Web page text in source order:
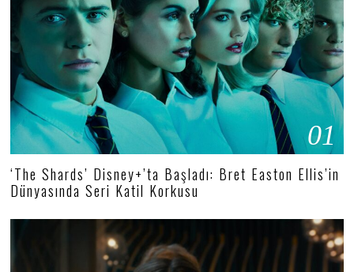
01
‘The Shards’ Disney+’ta Başladı: Bret Easton Ellis’in
Dünyasında Seri Katil Korkusu